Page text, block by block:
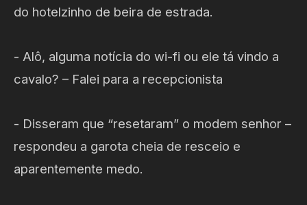
do hotelzinho de beira de estrada.
- Alô, alguma notícia do wi-fi ou ele tá vindo a
cavalo? – Falei para a recepcionista
- Disseram que “resetaram” o modem senhor –
respondeu a garota cheia de resceio e
aparentemente medo.